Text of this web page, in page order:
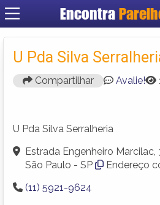
Encontra
Criar
U Pda Silva
Compartilhar Avalie!
U Pda Silva Serralheria
Estrada Engenheiro
São Paulo - SP
Endereço
(11) 5921-9624